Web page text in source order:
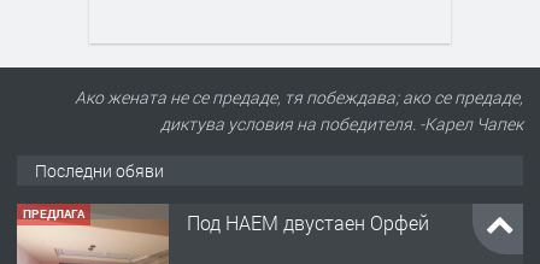
Ако жената не се предаде, тя побеждава; ако се предаде,
диктува условия на победителя. -Карел Чапек
Последни обяви
ПРЕДЛАГА Под НАЕМ двустаен Орфей